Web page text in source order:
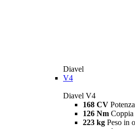
Diavel
V4
Diavel V4
168 CV Potenza
126 Nm Coppia
223 kg Peso in